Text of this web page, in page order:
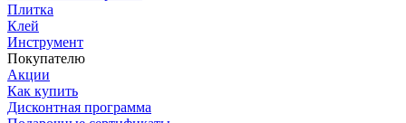
Плитка
Клей
Инструмент
Покупателю
Акции
Как купить
Дисконтная программа